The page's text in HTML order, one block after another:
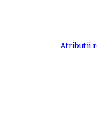
Atributii